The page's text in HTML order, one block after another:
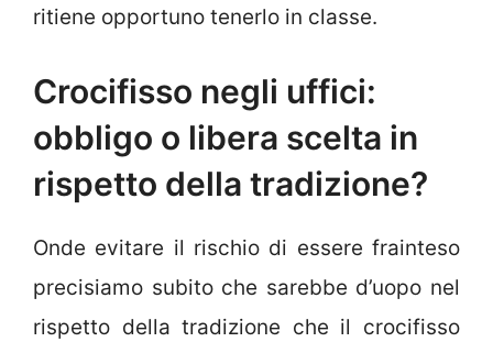
ritiene opportuno tenerlo in classe.
Crocifisso negli uffici:
obbligo o libera scelta in
rispetto della tradizione?
Onde evitare il rischio di essere frainteso
precisiamo subito che sarebbe d’uopo nel
rispetto della tradizione che il crocifisso